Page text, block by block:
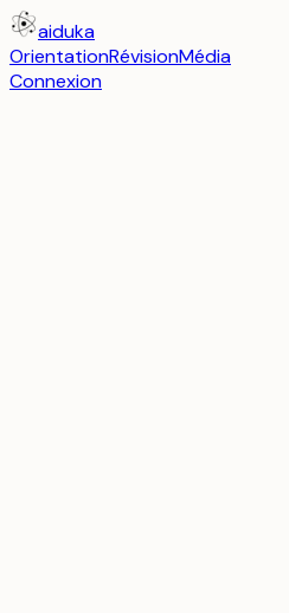
aiduka
OrientationRévisionMédia
Connexion